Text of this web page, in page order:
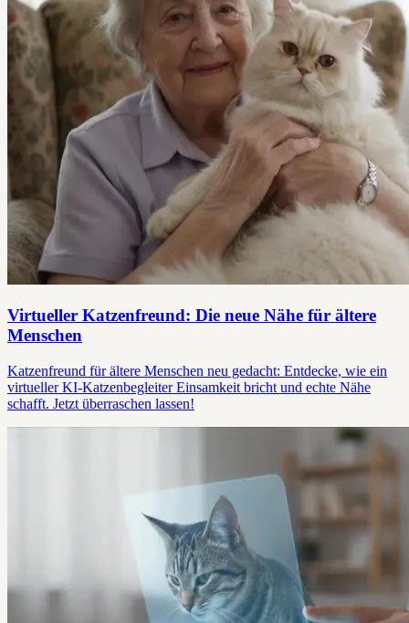
Virtueller Katzenfreund: Die neue Nähe für ältere
Menschen
Katzenfreund für ältere Menschen neu gedacht: Entdecke, wie ein
virtueller KI-Katzenbegleiter Einsamkeit bricht und echte Nähe
schafft. Jetzt überraschen lassen!